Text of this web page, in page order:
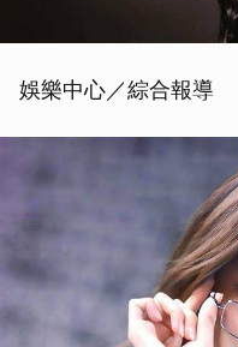
娛樂中心／綜合報導